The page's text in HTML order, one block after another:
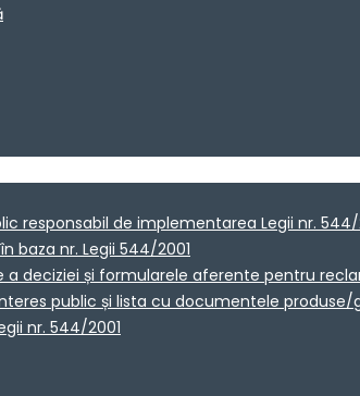
responsabil de implementarea Legii nr. 544/
baza nr. Legii 544/2001
deciziei și formularele aferente pentru
public și lista cu documentele
nr. 544/2001